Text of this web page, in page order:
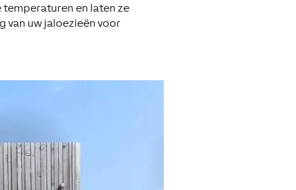
temperaturen en laten ze
van uw jaloezieën voor